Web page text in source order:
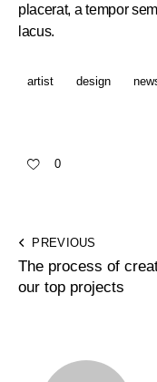
placerat, a tempor
lacus.
artist design
0
PREVIOUS
The process of
our top projects